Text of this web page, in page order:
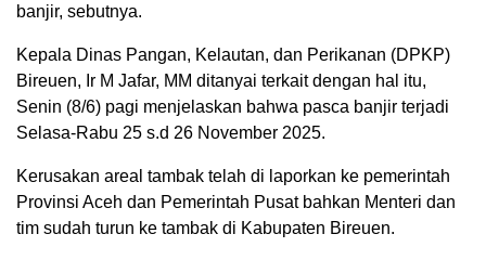
banjir, sebutnya.
Kepala Dinas Pangan, Kelautan, dan Perikanan (DPKP)
Bireuen, Ir M Jafar, MM ditanyai terkait dengan hal itu,
Senin (8/6) pagi menjelaskan bahwa pasca banjir terjadi
Selasa-Rabu 25 s.d 26 November 2025.
Kerusakan areal tambak telah di laporkan ke pemerintah
Provinsi Aceh dan Pemerintah Pusat bahkan Menteri dan
tim sudah turun ke tambak di Kabupaten Bireuen.